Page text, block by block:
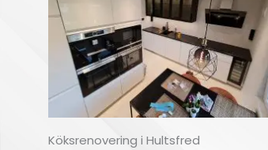
Köksrenovering i Hultsfred